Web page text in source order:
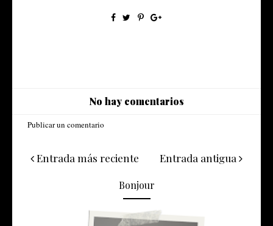
No hay comentarios
Publicar un comentario
Entrada más reciente Entrada antigua
Bonjour